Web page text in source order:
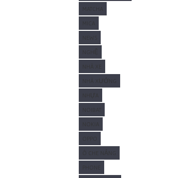
MATCHA
MICA
NGHỆ
NHÀ XE
NHÀ XƯỞNG
NHỰA
NOIBAT
NOKIA